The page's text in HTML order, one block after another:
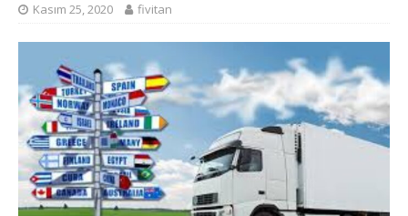
Kasım 25, 2020 fivitan